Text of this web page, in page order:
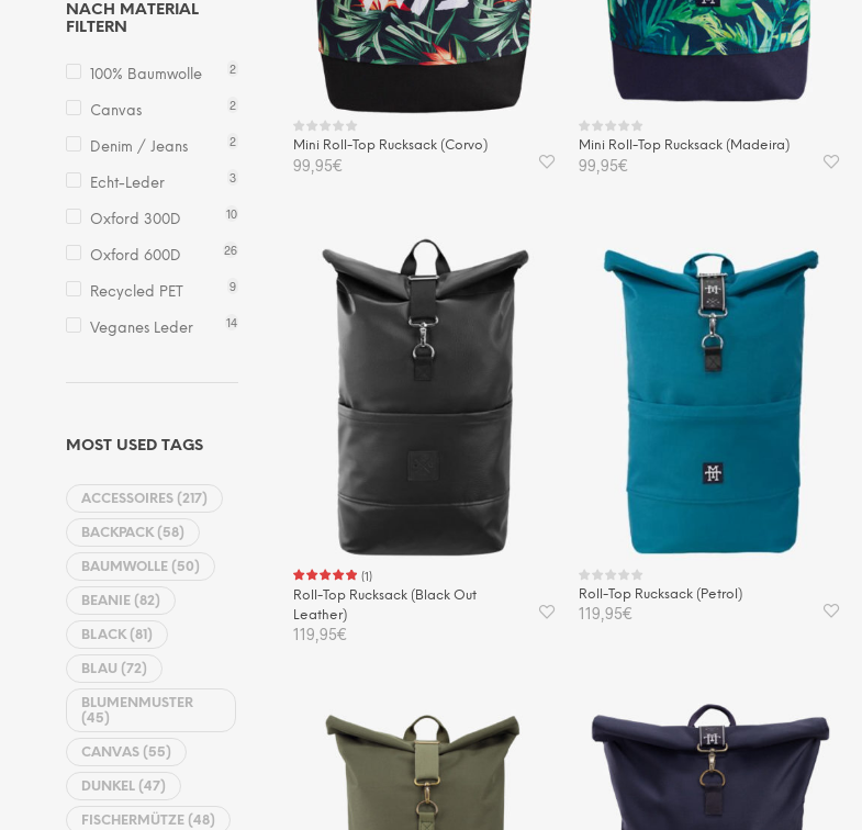
NACH MATERIAL
FILTERN
100% Baumwolle 2
Canvas 2
Denim / Jeans 2
Echt-Leder 3
Oxford 300D 10
Oxford 600D 26
Recycled PET 9
Veganes Leder 14
MOST USED TAGS
ACCESSOIRES (217)
BACKPACK (58)
BAUMWOLLE (50)
BEANIE (82)
BLACK (81)
BLAU (72)
BLUMENMUSTER
(45)
CANVAS (55)
DUNKEL (47)
FISCHERMÜTZE (48)
Mini Roll-Top Rucksack (Corvo)
99,95€
Mini Roll-Top Rucksack (Madeira)
99,95€
(1)
Roll-Top Rucksack (Black Out
Leather)
119,95€
Roll-Top Rucksack (Petrol)
119,95€